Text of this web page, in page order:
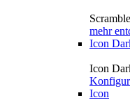
mehr
Icon
Icon
Icon